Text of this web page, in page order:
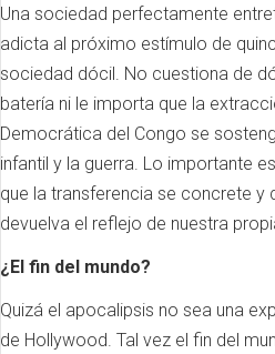
Una sociedad perfectamente
adicta al próximo estímulo de
sociedad dócil. No cuestiona de
batería ni le importa que la
Democrática del Congo se
infantil y la guerra. Lo importante
que la transferencia se concrete y
devuelva el reflejo de nuestra
¿El fin del mundo?
Quizá el apocalipsis no sea una
de Hollywood. Tal vez el fin del